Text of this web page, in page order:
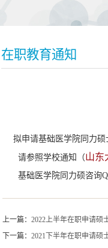
在职教育通知
拟申请基础医学院同力硕
请参照学校通知（山东
基础医学院同力硕咨询
上一篇： 2022上半年在职申请硕
下一篇： 2021下半年在职申请硕